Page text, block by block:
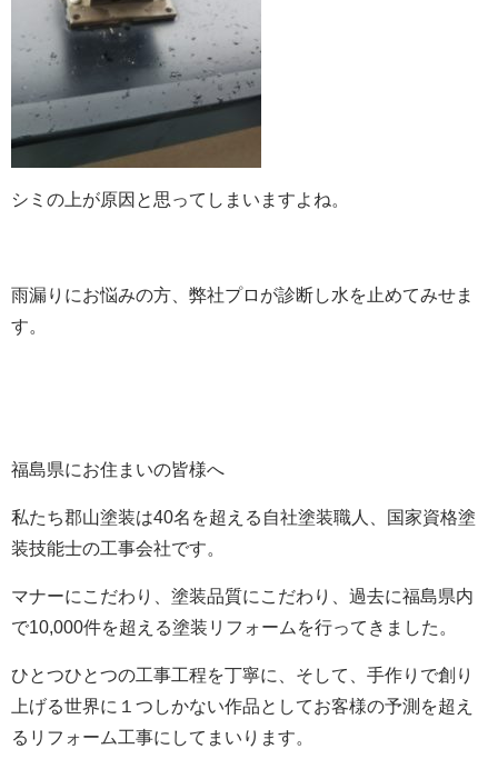
シミの上が原因と思ってしまいますよね。
雨漏りにお悩みの方、弊社プロが診断し水を止めてみせま
す。
福島県にお住まいの皆様へ
私たち郡山塗装は40名を超える自社塗装職人、国家資格塗
装技能士の工事会社です。
マナーにこだわり、塗装品質にこだわり、過去に福島県内
で10,000件を超える塗装リフォームを行ってきました。
ひとつひとつの工事工程を丁寧に、そして、手作りで創り
上げる世界に１つしかない作品としてお客様の予測を超え
るリフォーム工事にしてまいります。